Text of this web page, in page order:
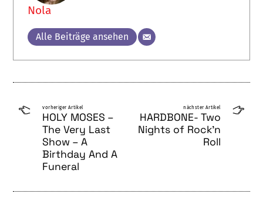
Nola
Alle Beiträge ansehen
vorheriger Artikel
HOLY MOSES –
The Very Last
Show – A
Birthday And A
Funeral
nächster Artikel
HARDBONE- Two
Nights of Rock’n
Roll